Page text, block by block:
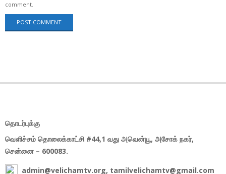
comment.
தொடர்புக்கு
வெளிச்சம் தொலைக்காட்சி #44,1 வது அவென்யூ, அசோக் நகர்,
சென்னை – 600083.
admin@velichamtv.org, tamilvelichamtv@gmail.com